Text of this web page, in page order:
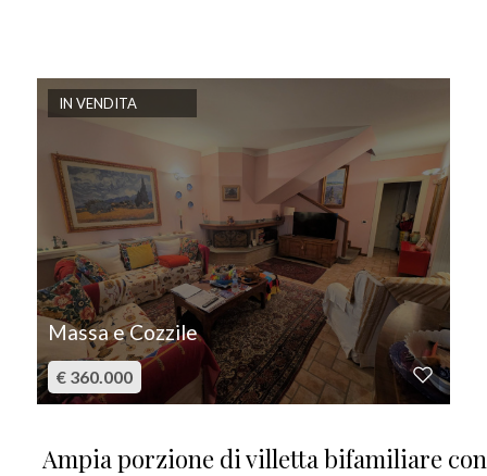
IN VENDITA
Massa e Cozzile
€ 360.000
Ampia porzione di villetta bifamiliare